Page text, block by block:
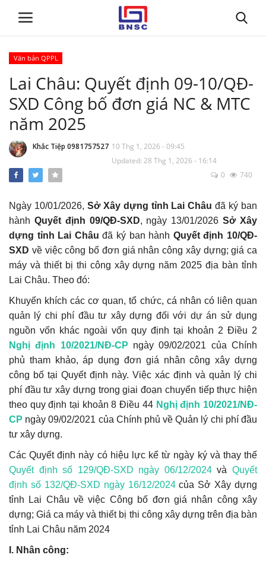
Trang chủ
Tin tức
Tư vấn
Đào Tạo
Văn bản QPPL
Lai Châu: Quyết định 09-10/QĐ-
SXD Công bố đơn giá NC & MTC
năm 2025
Khắc Tiệp 0981757527 10 Thg 1, 2026 - 09:45
Updated: 28 Thg 1, 2026 - 16:14
0
740
Ngày 10/01/2026, Sở Xây dựng tỉnh Lai Châu đã ký ban
hành Quyết định 09/QĐ-SXD, ngày 13/01/2026Sở Xây
dựng tỉnh Lai Châu đã ký ban hành Quyết định 10/QĐ-
SXD về việc công bố đơn giá nhân công xây dựng; giá ca
máy và thiết bị thi công xây dựng năm 2025 địa bàn tỉnh
Lai Châu. Theo đó:
Khuyến khích các cơ quan, tổ chức, cá nhân có liên quan
quản lý chi phí đầu tư xây dựng đối với dự án sử dụng
nguồn vốn khác ngoài vốn quy định tại khoản 2 Điều 2
Nghị định 10/2021/NĐ-CP ngày 09/02/2021 của Chính
phủ tham khảo, áp dụng đơn giá nhân công xây dựng
công bố tại Quyết định này. Việc xác định và quản lý chi
phí đầu tư xây dựng trong giai đoạn chuyển tiếp thực hiện
theo quy định tại khoản 8 Điều 44 Nghị định 10/2021/NĐ-
CP ngày 09/02/2021 của Chính phủ về Quản lý chi phí đầu
tư xây dựng.
Các Quyết định này có hiệu lực kể từ ngày ký và thay thế
Quyết định số 129/QĐ-SXD ngày 06/12/2024vàQuyết
định số 132/QĐ-SXD ngày 16/12/2024của Sở Xây dựng
tỉnh Lai Châu về việc Công bố đơn giá nhân công xây
dựng; Giá ca máy và thiết bị thi công xây dựng trên địa bàn
tỉnh Lai Châu năm 2024
I. Nhân công: